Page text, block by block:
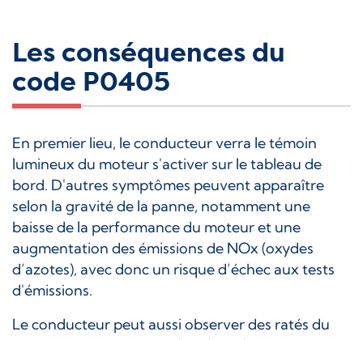
Les conséquences du
code P0405
En premier lieu, le conducteur verra le témoin
lumineux du moteur s'activer sur le tableau de
bord. D'autres symptômes peuvent apparaître
selon la gravité de la panne, notamment une
baisse de la performance du moteur et une
augmentation des émissions de NOx (oxydes
d’azotes), avec donc un risque d’échec aux tests
d'émissions.
Le conducteur peut aussi observer des ratés du